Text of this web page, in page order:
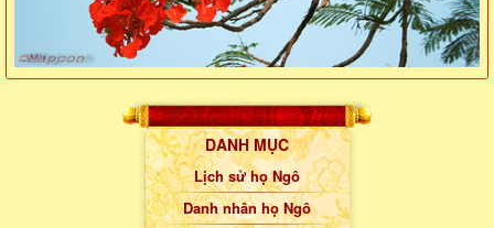
DANH MỤC
Lịch sử họ Ngô
Danh nhân họ Ngô